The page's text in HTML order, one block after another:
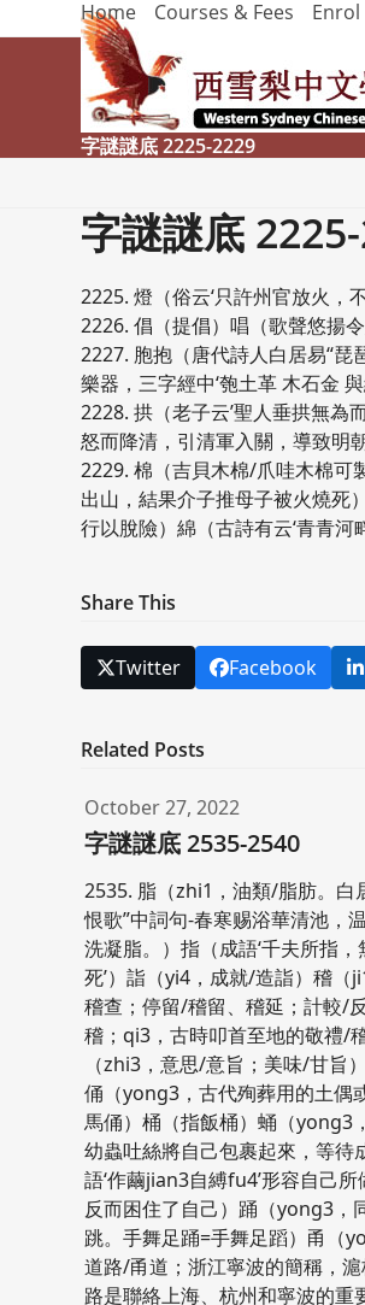
to
Home Courses & Fees Enrol
字謎謎底 2225-2229
字謎謎底
2225. 燈（俗云‘只許州官放火，
2226. 倡（提倡）唱（歌聲悠揚
2227. 胞抱（唐代詩人白居易“琵
樂器，三字經中‘匏土革 木石金
2228. 拱（老子云’聖人垂拱無為
怒而降清，引清軍入關，導致明
2229. 棉（吉貝木棉/爪哇木棉可
出山，結果介子推母子被火燒死
行以脫險）綿（古詩有云‘青青河
Share This
Twitter Facebook
Related Posts
October 27, 2022
字謎謎底 2535-2540
2535. 脂（zhi1，油類/脂肪。白
恨歌”中詞句-春寒赐浴華清池，
洗凝脂。）指（成語‘千夫所指，
死’）詣（yi4，成就/造詣）稽（
稽查；停留/稽留、稽延；計較/
稽；qi3，古時叩首至地的敬禮/
（zhi3，意思/意旨；美味/甘旨
俑（yong3，古代殉葬用的土偶
馬俑）桶（指飯桶）蛹（yong3
幼蟲吐絲將自己包裹起來，等待
語‘作繭jian3自縛fu4’形容自己所
反而困住了自己）踊（yong3，同
跳。手舞足踊=手舞足蹈）甬（
道路/甬道；浙江寧波的簡稱，
路是聯絡上海、杭州和寧波的重